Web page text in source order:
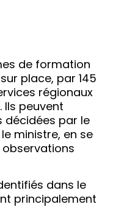
de formation
place, par 145
régionaux
Ils peuvent
décidées par le
ministre, en se
dans le
principalement